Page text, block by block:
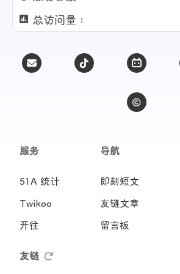
总访问量 :
服务
51A 统计
Twikoo
开往
导航
即刻短文
友链文章
留言板
友链